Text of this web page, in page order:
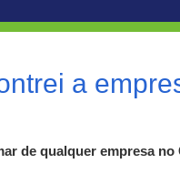
a
de qualquer empresa